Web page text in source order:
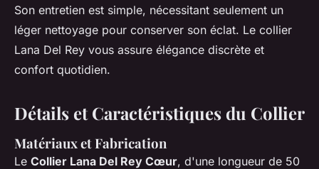
Son entretien est simple, nécessitant seulement un
léger nettoyage pour conserver son éclat. Le collier
Lana Del Rey vous assure élégance discrète et
confort quotidien.
Détails et Caractéristiques du Collier
Matériaux et Fabrication
Le Collier Lana Del Rey Cœur, d'une longueur de 50